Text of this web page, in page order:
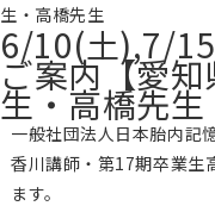
生・高橋先生
6/10(土),7/
ご案内【愛
生・高橋先生
一般社団法人日本胎内記
香川講師・第17期卒業生
ます。